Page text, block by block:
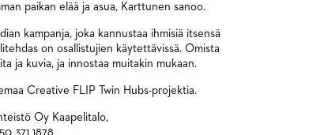
paikan elää ja asua, Karttunen sanoo.
kampanja, joka kannustaa ihmisiä itsensä
on osallistujien käytettävissä. Omista
ja kuvia, ja innostaa muitakin mukaan.
Creative FLIP Twin Hubs-projektia.
Oy Kaapelitalo,
371 1878